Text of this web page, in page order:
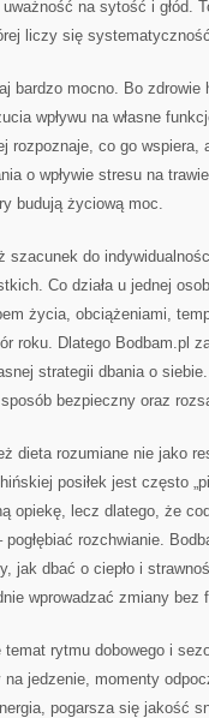
na sytość i głód.
liczy się
bardzo mocno. Bo
wpływu na własne
rozpoznaje, co go wspiera,
o wpływie stresu na
budują życiową moc.
szacunek do
Co działa u jednej
życia, obciążeniami,
roku. Dlatego Bodbam.pl
strategii dbania o
bezpieczny oraz
dieta rozumiane nie jako
posiłek jest często
opiekę, lecz dlatego, że
rozchwianie.
jak dbać o ciepło i
wprowadzać zmiany bez
rytmu dobowego i
na jedzenie, momenty
pogarsza się jakość